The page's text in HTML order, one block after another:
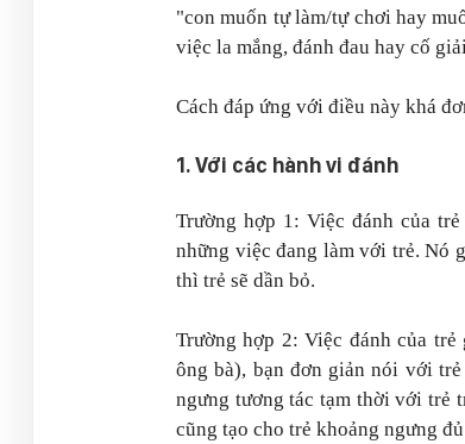
"con muốn tự làm/tự chơi hay
việc la mắng, đánh đau hay cố
Cách đáp ứng với điều này khá
1. Với các hành vi đánh
Trường hợp 1: Việc đánh của
những việc đang làm với trẻ. Nó
thì trẻ sẽ dần bỏ.
Trường hợp 2: Việc đánh của
ông bà), bạn đơn giản nói với
ngưng tương tác tạm thời với trẻ
cũng tạo cho trẻ khoảng ngưng